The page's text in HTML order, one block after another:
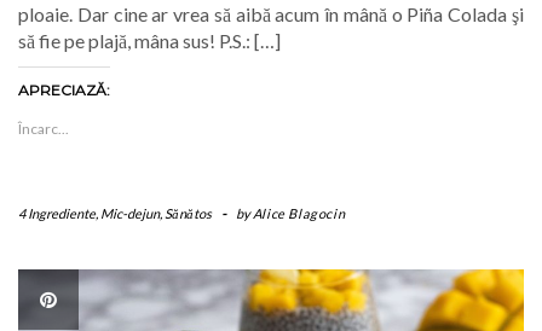
ploaie. Dar cine ar vrea să aibă acum în mână o Piña Colada şi
să fie pe plajă, mâna sus! P.S.: […]
APRECIAZĂ:
Încarc...
4 Ingrediente, Mic-dejun,Sănătos - byAlice Blagocin